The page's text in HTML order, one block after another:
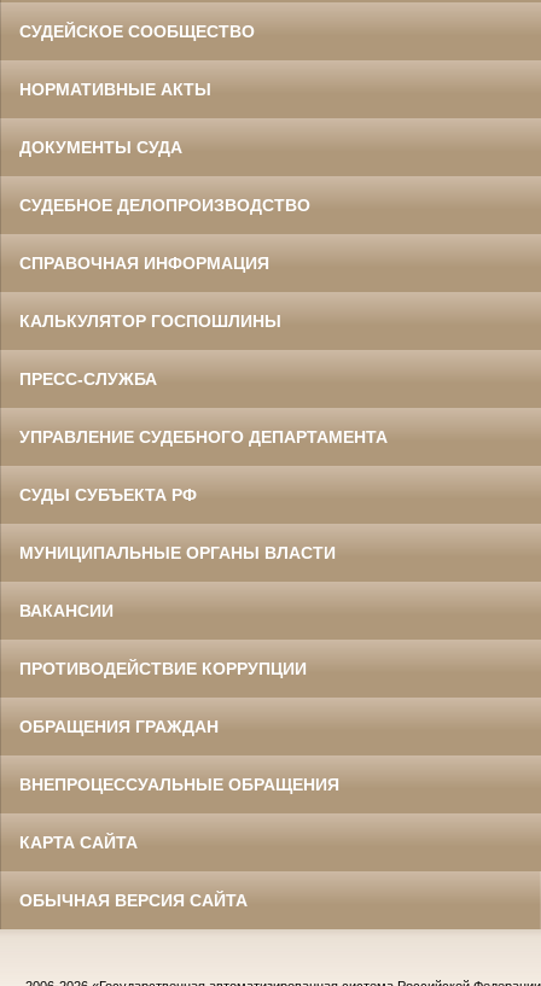
СУДЕЙСКОЕ СООБЩЕСТВО
НОРМАТИВНЫЕ АКТЫ
ДОКУМЕНТЫ СУДА
СУДЕБНОЕ ДЕЛОПРОИЗВОДСТВО
СПРАВОЧНАЯ ИНФОРМАЦИЯ
КАЛЬКУЛЯТОР ГОСПОШЛИНЫ
ПРЕСС-СЛУЖБА
УПРАВЛЕНИЕ СУДЕБНОГО ДЕПАРТАМЕНТА
СУДЫ СУБЪЕКТА РФ
МУНИЦИПАЛЬНЫЕ ОРГАНЫ ВЛАСТИ
ВАКАНСИИ
ПРОТИВОДЕЙСТВИЕ КОРРУПЦИИ
ОБРАЩЕНИЯ ГРАЖДАН
ВНЕПРОЦЕССУАЛЬНЫЕ ОБРАЩЕНИЯ
КАРТА САЙТА
ОБЫЧНАЯ ВЕРСИЯ САЙТА